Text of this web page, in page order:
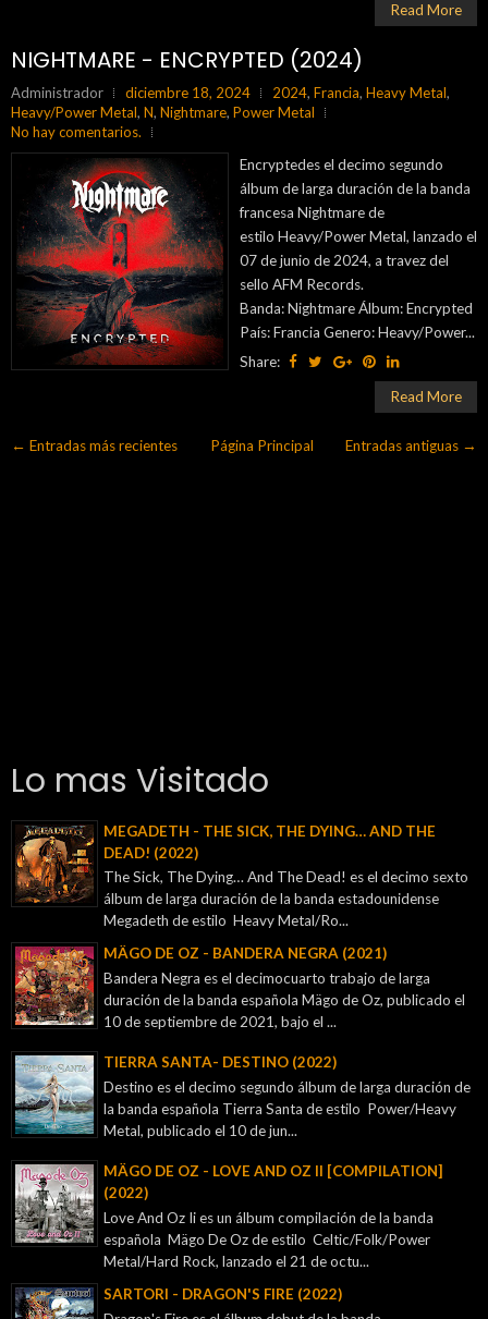
Read More
NIGHTMARE - ENCRYPTED (2024)
Administrador diciembre 18, 2024 2024, Francia, Heavy Metal,
Heavy/Power Metal, N, Nightmare, Power Metal
No hay comentarios.
Encryptedes el decimo segundo
álbum de larga duración de la banda
francesa Nightmare de
estilo Heavy/Power Metal, lanzado el
07 de junio de 2024, a travez del
sello AFM Records.
Banda: Nightmare Álbum: Encrypted
País: Francia Genero: Heavy/Power...
Share:
Read More
← Entradas más recientes Entradas antiguas →
Página Principal
Lo mas Visitado
MEGADETH - THE SICK, THE DYING… AND THE
DEAD! (2022)
The Sick, The Dying… And The Dead! es el decimo sexto
álbum de larga duración de la banda estadounidense
Megadeth de estilo Heavy Metal/Ro...
MÄGO DE OZ - BANDERA NEGRA (2021)
Bandera Negra es el decimocuarto trabajo de larga
duración de la banda española Mägo de Oz, publicado el
10 de septiembre de 2021, bajo el ...
TIERRA SANTA- DESTINO (2022)
Destino es el decimo segundo álbum de larga duración de
la banda española Tierra Santa de estilo Power/Heavy
Metal, publicado el 10 de jun...
MÄGO DE OZ - LOVE AND OZ II [COMPILATION]
(2022)
Love And Oz Ii es un álbum compilación de la banda
española Mägo De Oz de estilo Celtic/Folk/Power
Metal/Hard Rock, lanzado el 21 de octu...
SARTORI - DRAGON'S FIRE (2022)